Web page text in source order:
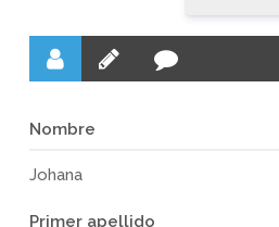
Nombre
Johana
Primer apellido